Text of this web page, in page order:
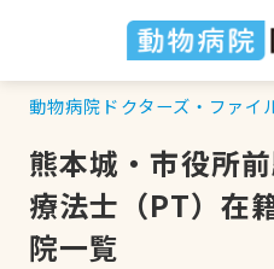
動物病院ドクターズ・ファイ
熊本城・市役所
療法士（PT）在
院一覧